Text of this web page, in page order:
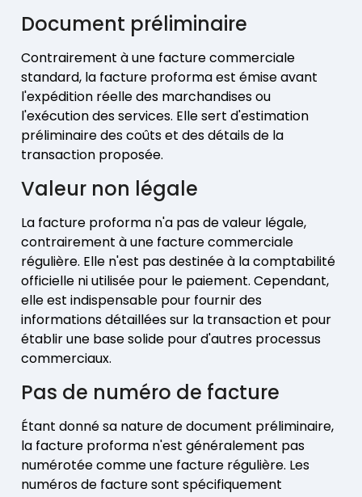
Document préliminaire
Contrairement à une facture commerciale
standard, la facture proforma est émise avant
l'expédition réelle des marchandises ou
l'exécution des services. Elle sert d'estimation
préliminaire des coûts et des détails de la
transaction proposée.
Valeur non légale
La facture proforma n'a pas de valeur légale,
contrairement à une facture commerciale
régulière. Elle n'est pas destinée à la comptabilité
officielle ni utilisée pour le paiement. Cependant,
elle est indispensable pour fournir des
informations détaillées sur la transaction et pour
établir une base solide pour d'autres processus
commerciaux.
Pas de numéro de facture
Étant donné sa nature de document préliminaire,
la facture proforma n'est généralement pas
numérotée comme une facture régulière. Les
numéros de facture sont spécifiquement